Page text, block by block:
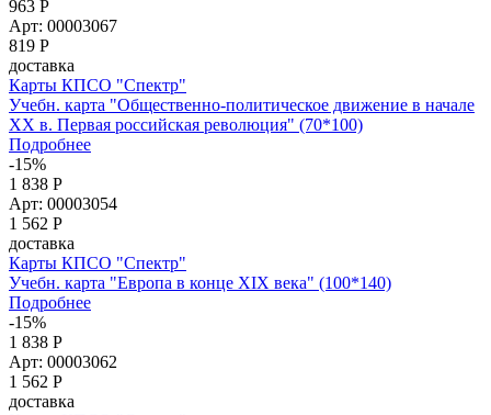
963 Р
Арт: 00003067
819 Р
доставка
Карты КПСО "Спектр"
Учебн. карта "Общественно-политическое движение в начале
XX в. Первая российская революция" (70*100)
Подробнее
-15%
1 838 Р
Арт: 00003054
1 562 Р
доставка
Карты КПСО "Спектр"
Учебн. карта "Европа в конце XIX века" (100*140)
Подробнее
-15%
1 838 Р
Арт: 00003062
1 562 Р
доставка